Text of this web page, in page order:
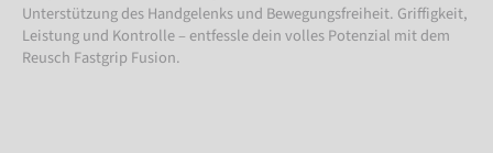
Unterstützung des Handgelenks und Bewegungsfreiheit. Griffigkeit,
Leistung und Kontrolle – entfessle dein volles Potenzial mit dem
Reusch Fastgrip Fusion.